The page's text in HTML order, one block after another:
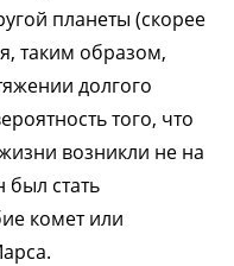
планеты (скорее
таким образом,
долгого
того, что
возникли не на
стать
комет или